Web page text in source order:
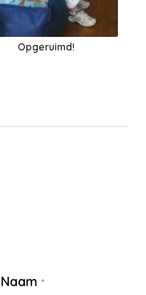
Opgeruimd!
Naam*